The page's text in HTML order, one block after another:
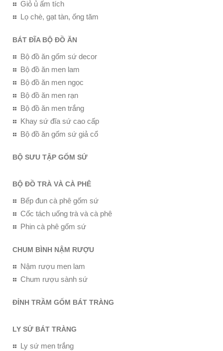
Giỏ ủ ấm tích
Lọ chè, gạt tàn, ống tăm
BÁT ĐĨA BỘ ĐỒ ĂN
Bộ đồ ăn gốm sứ decor
Bộ đồ ăn men lam
Bộ đồ ăn men ngọc
Bộ đồ ăn men rạn
Bộ đồ ăn men trắng
Khay sứ đĩa sứ cao cấp
Bộ đồ ăn gốm sứ giả cổ
BỘ SƯU TẬP GỐM SỨ
BỘ ĐỒ TRÀ VÀ CÀ PHÊ
Bếp đun cà phê gốm sứ
Cốc tách uống trà và cà phê
Phin cà phê gốm sứ
CHUM BÌNH NẬM RƯỢU
Nậm rượu men lam
Chum rượu sành sứ
ĐỈNH TRẦM GỐM BÁT TRÀNG
LY SỨ BÁT TRÀNG
Ly sứ men trắng